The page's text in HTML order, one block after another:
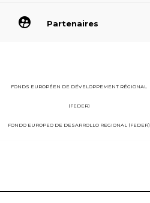
Partenaires
FONDS EUROPÉEN DE DÉVELOPPEMENT RÉGIONAL
(FEDER)
FONDO EUROPEO DE DESARROLLO REGIONAL (FEDER)
StudioJuillet